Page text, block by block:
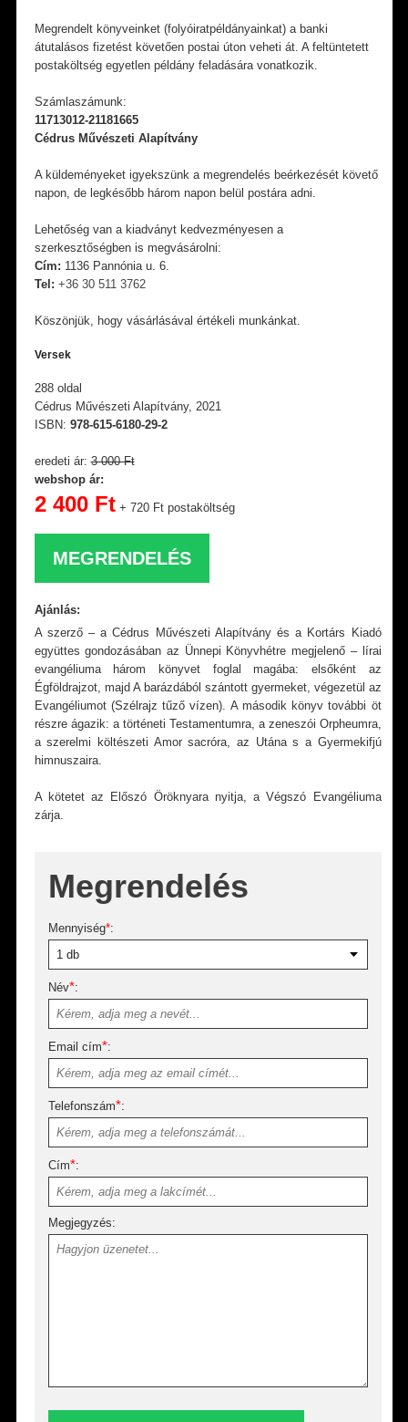
Megrendelt könyveinket (folyóiratpéldányainkat) a banki
átutalásos fizetést követően postai úton veheti át. A feltüntetett
postaköltség egyetlen példány feladására vonatkozik.
Számlaszámunk:
11713012-21181665
Cédrus Művészeti Alapítvány
A küldeményeket igyekszünk a megrendelés beérkezését követő
napon, de legkésőbb három napon belül postára adni.
Lehetőség van a kiadványt kedvezményesen a
szerkesztőségben is megvásárolni:
Cím: 1136 Pannónia u. 6.
Tel: +36 30 511 3762
Köszönjük, hogy vásárlásával értékeli munkánkat.
Versek
288 oldal
Cédrus Művészeti Alapítvány, 2021
ISBN: 978-615-6180-29-2
eredeti ár:3 000 Ft
webshop ár:
2 400 Ft+ 720 Ft postaköltség
MEGRENDELÉS
Ajánlás:
A szerző – a Cédrus Művészeti Alapítvány és a Kortárs Kiadó
együttes gondozásában az Ünnepi Könyvhétre megjelenő – lírai
evangéliuma három könyvet foglal magába: elsőként az
Égföldrajzot, majd A barázdából szántott gyermeket, végezetül az
Evangéliumot (Szélrajz tűző vízen). A második könyv további öt
részre ágazik: a történeti Testamentumra, a zeneszói Orpheumra,
a szerelmi költészeti Amor sacróra, az Utána s a Gyermekifjú
himnuszaira.
A kötetet az Előszó Öröknyara nyitja, a Végszó Evangéliuma
zárja.
Megrendelés
Mennyiség*:
Név*:
Email cím*:
Telefonszám*:
Cím*:
Megjegyzés: